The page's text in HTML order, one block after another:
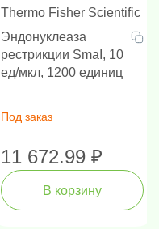
Thermo Fisher Scientific
Эндонуклеаза
рестрикции SmaI, 10
ед/мкл, 1200 единиц
Под заказ
11 672.99 ₽
В корзину